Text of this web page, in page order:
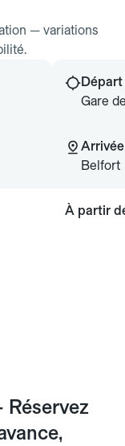
— variations
Départ
Gare
Arrivée
Belfort
À partir
Réservez